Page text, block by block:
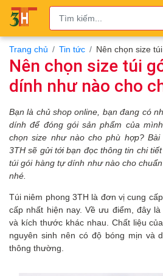
Trang chủ Tin tức Nên chọn size
Nên chọn size túi
dính như nào cho
Bạn là chủ shop online, bạn đang có
dính để đóng gói sản phẩm của
chọn size như nào cho phù hợp? Bài
3TH sẽ gửi tới bạn đọc thông tin chi
túi gói hàng tự dính như nào cho
nhé.
Túi niêm phong 3TH là đơn vị cung
cấp nhất hiện nay. Về ưu điểm, đây
và kích thước khác nhau. Chất liệu
nguyên sinh nên có độ bóng mịn và
thông thường.